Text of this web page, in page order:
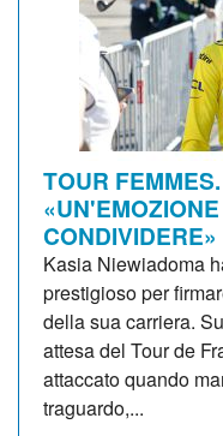
TOUR
CONDIVIDERE»
Kasia Niewiadoma
prestigioso per
della sua carriera.
attesa del Tour de
attaccato quando
traguardo,...